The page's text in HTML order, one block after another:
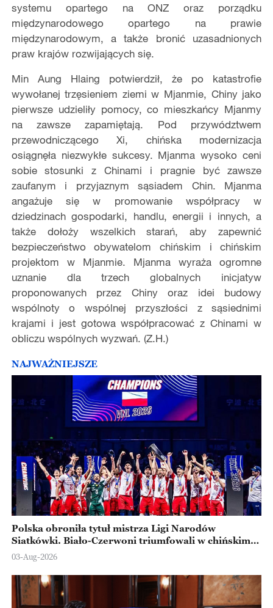
systemu opartego na ONZ oraz porządku
międzynarodowego opartego na prawie
międzynarodowym, a także bronić uzasadnionych
praw krajów rozwijających się.
Min Aung Hlaing potwierdził, że po katastrofie
wywołanej trzęsieniem ziemi w Mjanmie, Chiny jako
pierwsze udzieliły pomocy, co mieszkańcy Mjanmy
na zawsze zapamiętają. Pod przywództwem
przewodniczącego Xi, chińska modernizacja
osiągnęła niezwykłe sukcesy. Mjanma wysoko ceni
sobie stosunki z Chinami i pragnie być zawsze
zaufanym i przyjaznym sąsiadem Chin. Mjanma
angażuje się w promowanie współpracy w
dziedzinach gospodarki, handlu, energii i innych, a
także dołoży wszelkich starań, aby zapewnić
bezpieczeństwo obywatelom chińskim i chińskim
projektom w Mjanmie. Mjanma wyraża ogromne
uznanie dla trzech globalnych inicjatyw
proponowanych przez Chiny oraz idei budowy
wspólnoty o wspólnej przyszłości z sąsiednimi
krajami i jest gotowa współpracować z Chinami w
obliczu wspólnych wyzwań. (Z.H.)
NAJWAŻNIEJSZE
Polska obroniła tytuł mistrza Ligi Narodów
Siatkówki. Biało-Czerwoni triumfowali w chińskim
Ningbo
03-Aug-2026